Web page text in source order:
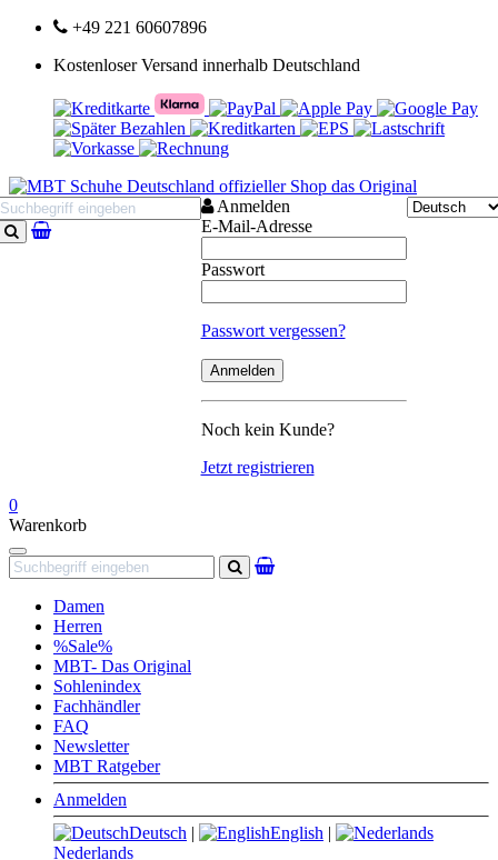
+49 221 60607896
Kostenloser Versand innerhalb Deutschland
Suchen
Anmelden
E-Mail-Adresse
Passwort
Passwort vergessen?
Noch kein Kunde?
Jetzt registrieren
0
Warenkorb
Navigation
Suchen
Damen
Herren
%Sale%
MBT- Das Original
Sohlenindex
Fachhändler
FAQ
Newsletter
MBT Ratgeber
Anmelden
Deutsch | English |
Nederlands